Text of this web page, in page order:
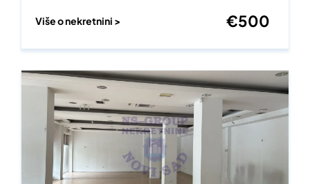
Više o nekretnini > €500